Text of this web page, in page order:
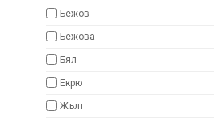
Бежов
Бежова
Бял
Екрю
Жълт